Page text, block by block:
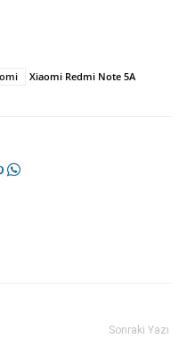
Xiaomi Redmi Note 5A
Sonraki Yazı